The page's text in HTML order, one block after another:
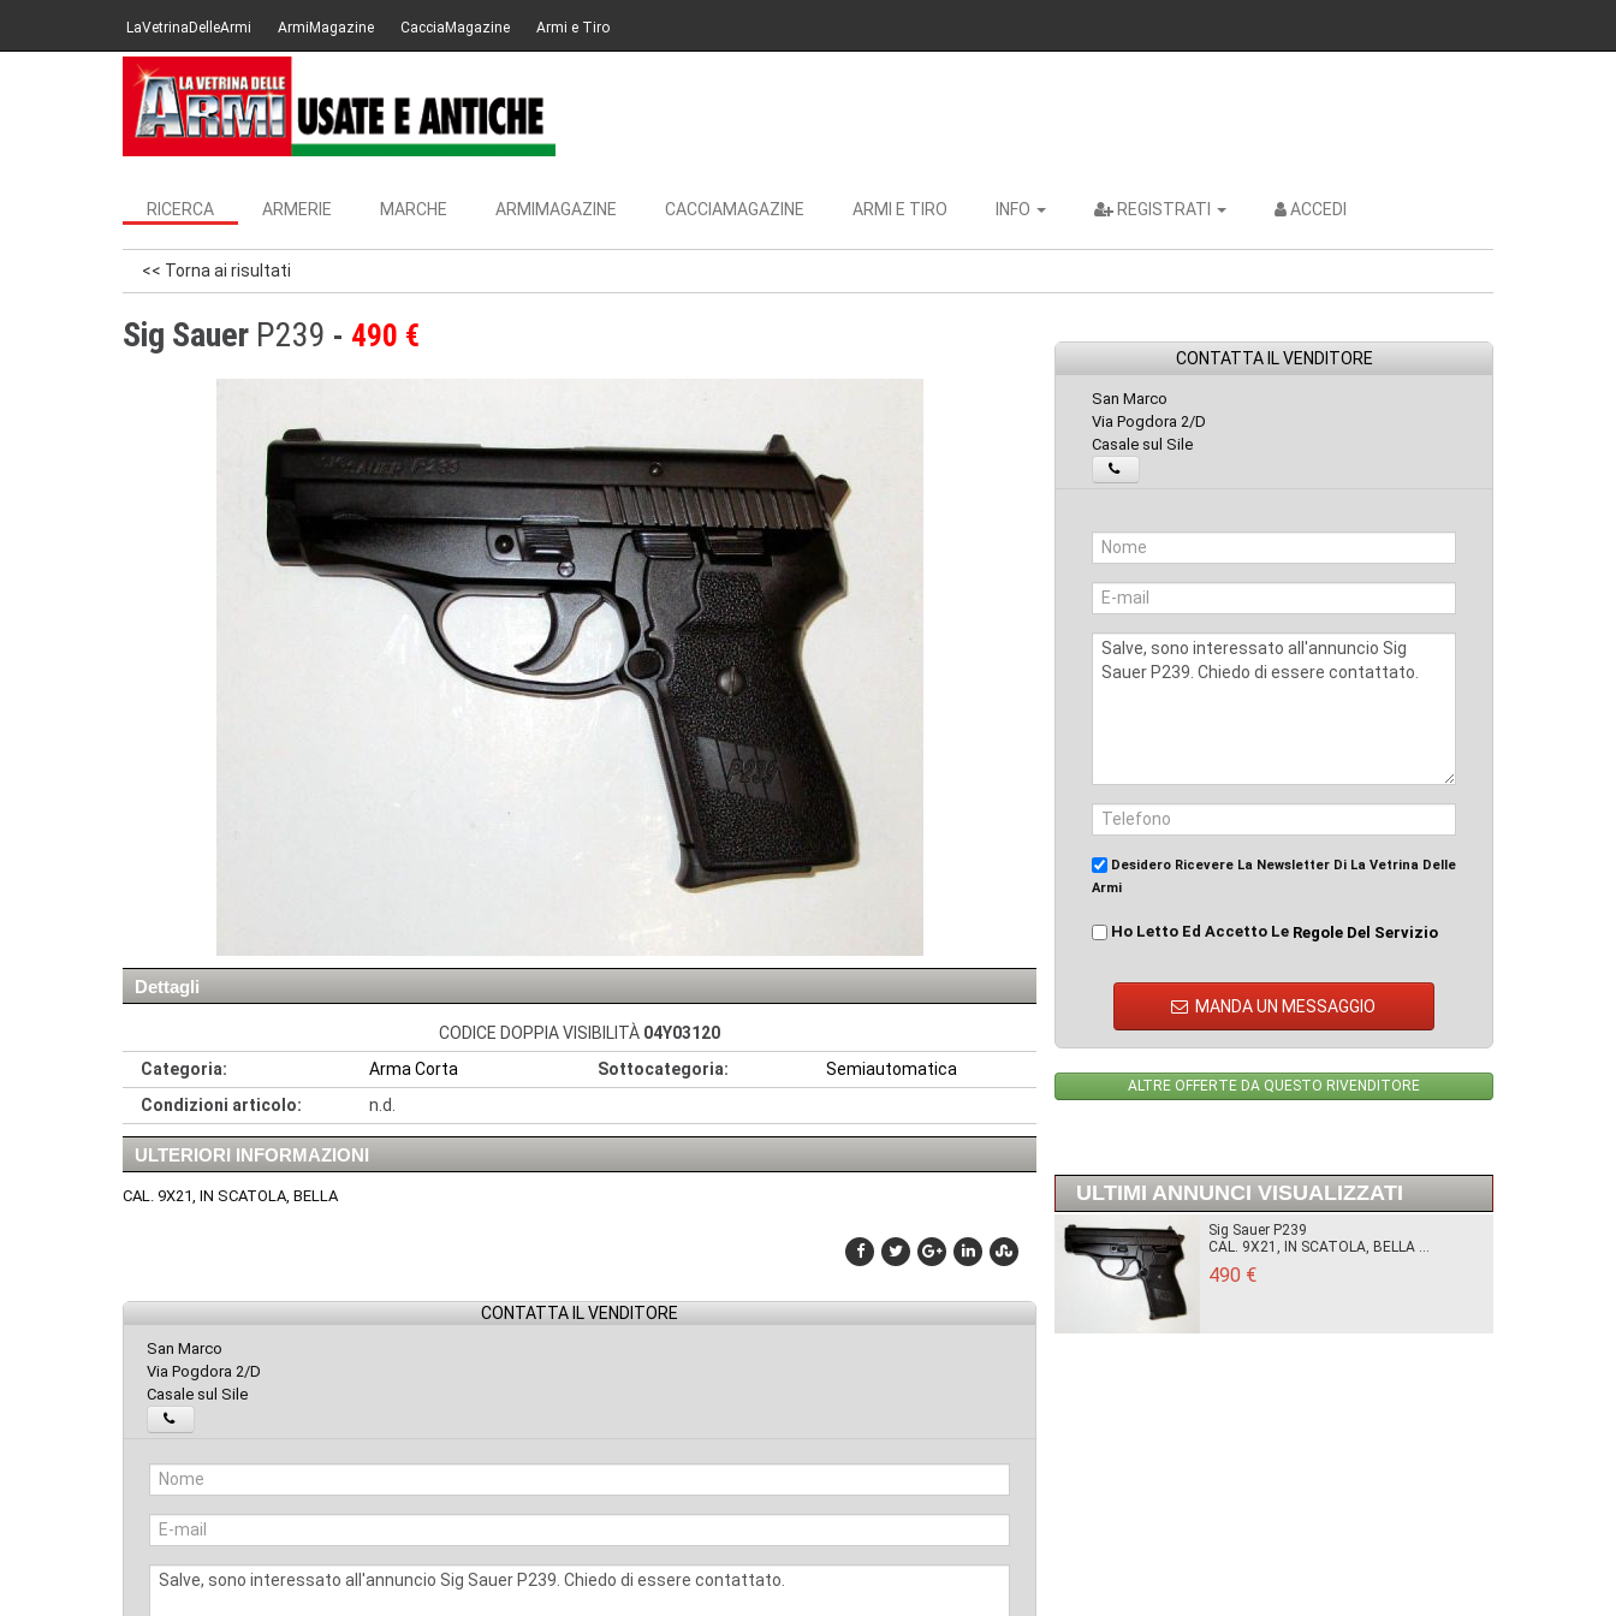
LaVetrinaDelleArmi ArmiMagazine CacciaMagazine Armi e Tiro
RICERCA ARMERIE MARCHE ARMIMAGAZINE CACCIAMAGAZINE ARMI E TIRO INFO REGISTRATI ACCEDI
<< Torna ai risultati
Sig Sauer P239 490 €
Dettagli
CODICE DOPPIA VISIBILITÀ 04Y03120
Categoria:
Arma Corta Sottocategoria:
Semiautomatica
Condizioni articolo:
n.d.
ULTERIORI INFORMAZIONI
CAL. 9X21, IN SCATOLA, BELLA
CONTATTA IL VENDITORE
San Marco
Via Pogdora 2/D
Casale sul Sile
CONTATTA IL VENDITORE
San Marco
Via Pogdora 2/D
Casale sul Sile
Desidero Ricevere La Newsletter Di La Vetrina Delle
Armi
Ho Letto Ed Accetto Le Regole Del Servizio
MANDA UN MESSAGGIO
ALTRE OFFERTE DA QUESTO RIVENDITORE
ULTIMI ANNUNCI VISUALIZZATI
Sig Sauer P239
CAL. 9X21, IN SCATOLA, BELLA ...
490 €